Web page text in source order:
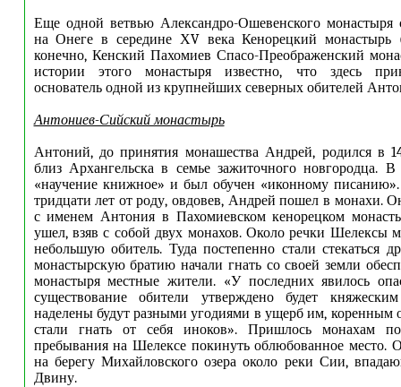
Еще одной ветвью Александро-Ошевенского монастыря
на Онеге в середине ХV века Кенорецкий монастырь
конечно, Кенский Пахомиев Спасо-Преображенский
истории этого монастыря известно, что здесь
основатель одной из крупнейших северных обителей
Антониев-Сийский монастырь
Антоний, до принятия монашества Андрей, родился в
близ Архангельска в семье зажиточного новгородца. В
«научение книжное» и был обучен «иконному
тридцати лет от роду, овдовев, Андрей пошел в монахи.
с именем Антония в Пахомиевском кенорецком
ушел, взяв с собой двух монахов. Около речки Шелексы
небольшую обитель. Туда постепенно стали стекаться
монастырскую братию начали гнать со своей земли
монастыря местные жители. «У последних явилось
существование обители утверждено будет
наделены будут разными угодиями в ущерб им, коренным
стали гнать от себя иноков». Пришлось монахам
пребывания на Шелексе покинуть облюбованное место.
на берегу Михайловского озера около реки Сии,
Двину.